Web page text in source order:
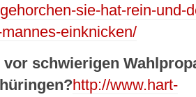
sie-hat-rein-und-
einknicken/
vor schwierigen
http://www.hart-